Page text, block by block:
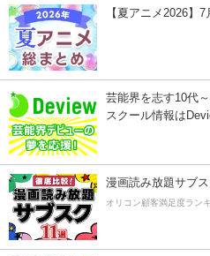
【夏アニメ2026】
芸能界を志す10代
スクール情報は
漫画読み放題サブ
オリコン顧客満足度ラン